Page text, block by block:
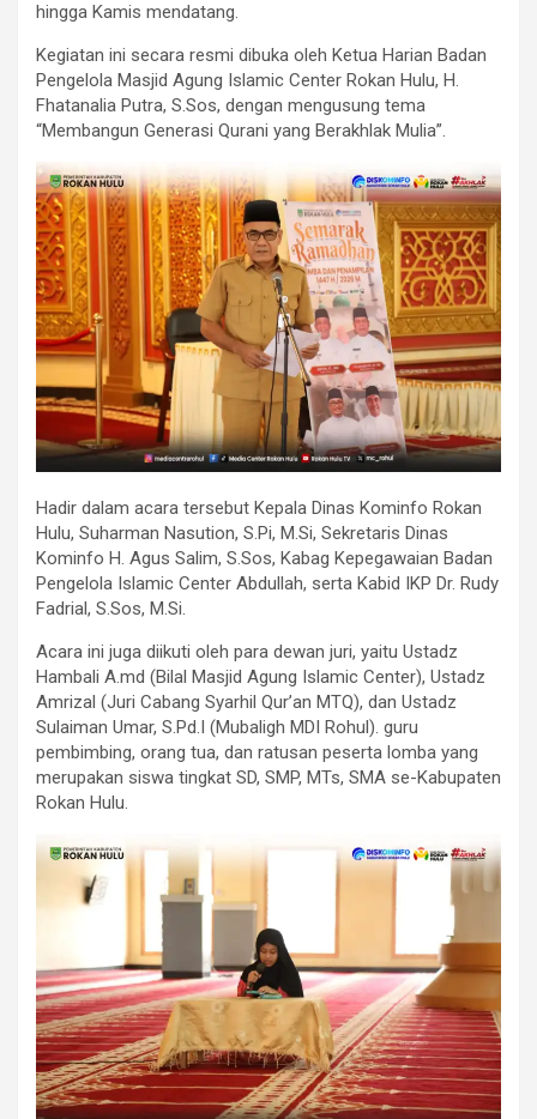
hingga Kamis mendatang.
Kegiatan ini secara resmi dibuka oleh Ketua Harian Badan
Pengelola Masjid Agung Islamic Center Rokan Hulu, H.
Fhatanalia Putra, S.Sos, dengan mengusung tema
“Membangun Generasi Qurani yang Berakhlak Mulia”.
Hadir dalam acara tersebut Kepala Dinas Kominfo Rokan
Hulu, Suharman Nasution, S.Pi, M.Si, Sekretaris Dinas
Kominfo H. Agus Salim, S.Sos, Kabag Kepegawaian Badan
Pengelola Islamic Center Abdullah, serta Kabid IKP Dr. Rudy
Fadrial, S.Sos, M.Si.
Acara ini juga diikuti oleh para dewan juri, yaitu Ustadz
Hambali A.md (Bilal Masjid Agung Islamic Center), Ustadz
Amrizal (Juri Cabang Syarhil Qur’an MTQ), dan Ustadz
Sulaiman Umar, S.Pd.I (Mubaligh MDI Rohul). guru
pembimbing, orang tua, dan ratusan peserta lomba yang
merupakan siswa tingkat SD, SMP, MTs, SMA se-Kabupaten
Rokan Hulu.